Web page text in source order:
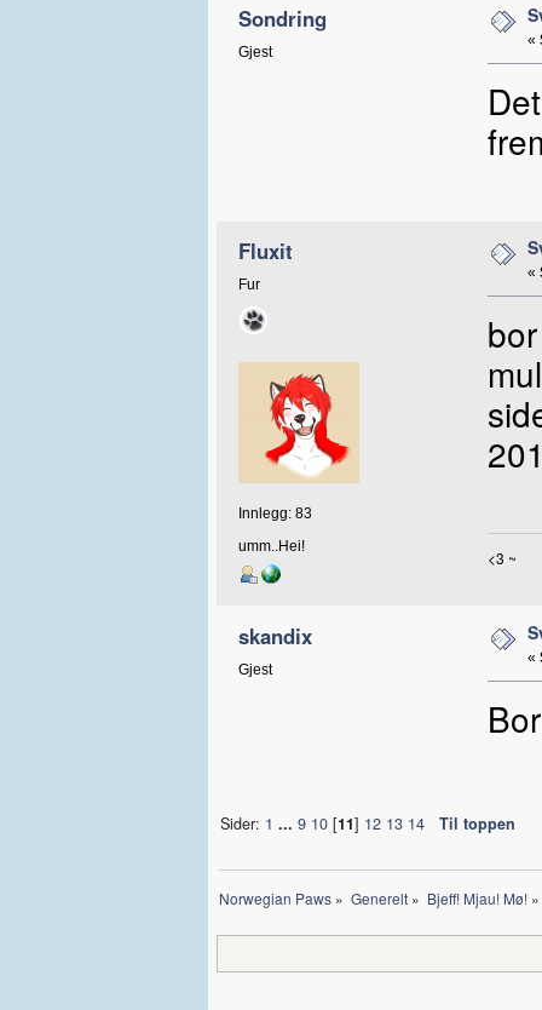
Sondring
Gjest
«
Fluxit
Fur
Innlegg: 83
umm..Hei!
«
<3 ~
skandix
Gjest
«
Sider: 1 ... 9 10[11] 12 13 14 Til toppen
Norwegian Paws » Generelt» Bjeff! Mjau! Mø!»